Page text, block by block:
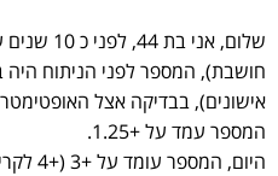
שלום, אני
אישונים), בבדיקה אצל
המספר עמד על +1.25.
היום,